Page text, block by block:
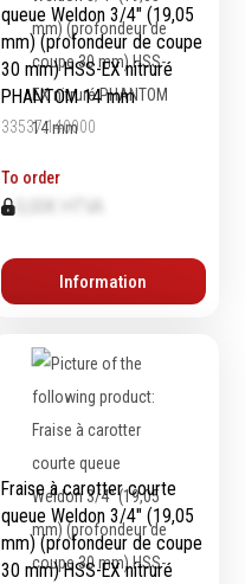
queue Weldon 3/4″ (19,05
mm) (profondeur de coupe
30 mm) HSS-EX nitruré
PHANTOM 14 mm
33537.140000
To order
Information
Fraise à carotter courte
queue Weldon 3/4″ (19,05
mm) (profondeur de coupe
30 mm) HSS-EX nitruré